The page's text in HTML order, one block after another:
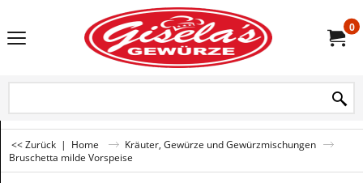
0
<< Zurück | Home
Kräuter, Gewürze und Gewürzmischungen
Bruschetta milde Vorspeise